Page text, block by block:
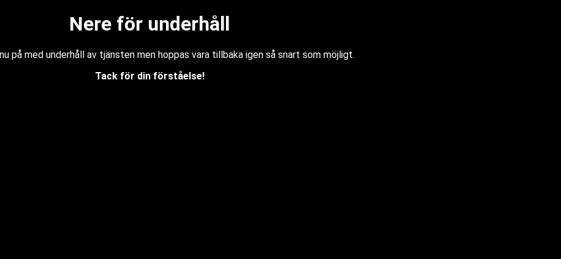
Nere för underhåll
på med underhåll av tjänsten men hoppas vara tillbaka igen så snart som möjligt.
Tack för din förståelse!